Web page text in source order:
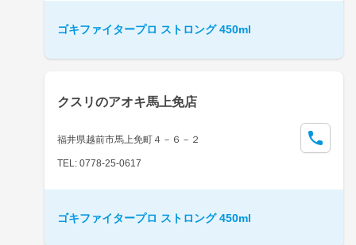
ゴキファイタープロ ストロング 450ml
クスリのアオキ馬上免店
福井県越前市馬上免町４－６－２
TEL: 0778-25-0617
ゴキファイタープロ ストロング 450ml